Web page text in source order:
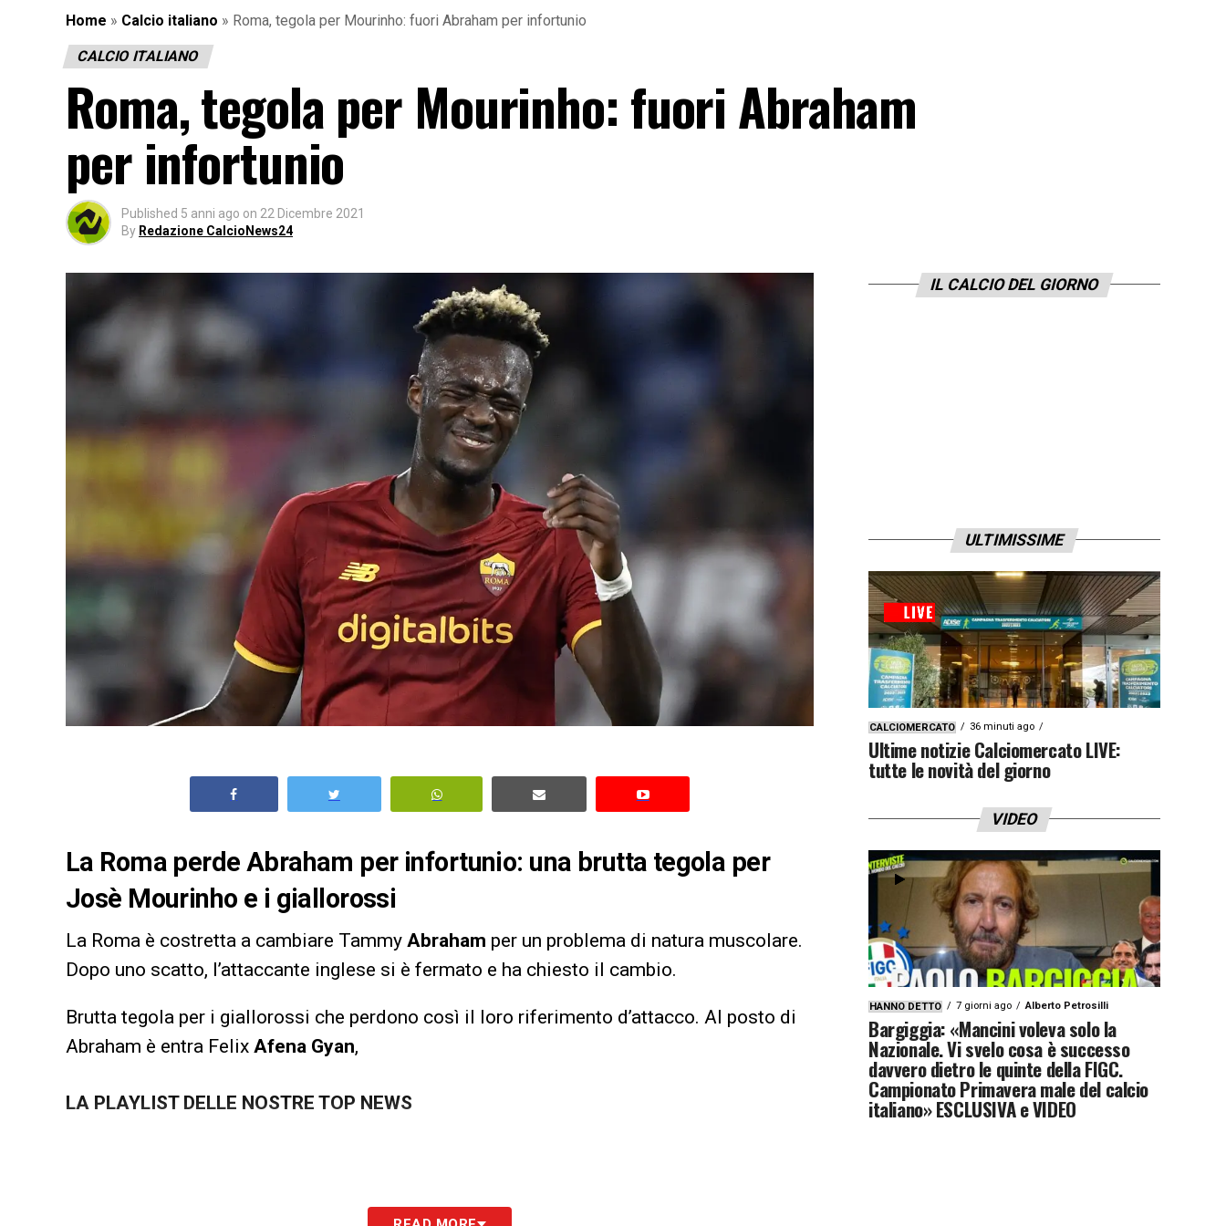
Home » Calcio italiano » Roma, tegola per Mourinho: fuori Abraham per infortunio
CALCIO ITALIANO
Roma, tegola per Mourinho: fuori Abraham
per infortunio
Published 5 anni ago on 22 Dicembre 2021
By Redazione CalcioNews24
La Roma perde Abraham per infortunio: una brutta tegola per
Josè Mourinho e i giallorossi
La Roma è costretta a cambiare Tammy Abraham per un problema di natura muscolare.
Dopo uno scatto, l’attaccante inglese si è fermato e ha chiesto il cambio.
Brutta tegola per i giallorossi che perdono così il loro riferimento d’attacco. Al posto di
Abraham è entra Felix Afena Gyan,
LA PLAYLIST DELLE NOSTRE TOP NEWS
IL CALCIO DEL GIORNO
ULTIMISSIME
CALCIOMERCATO 36 minuti ago
Ultime notizie Calciomercato LIVE:
tutte le novità del giorno
VIDEO
HANNO DETTO 7 giorni ago Alberto Petrosilli
Bargiggia: «Mancini voleva solo la
Nazionale. Vi svelo cosa è successo
davvero dietro le quinte della FIGC.
Campionato Primavera male del calcio
italiano» ESCLUSIVA e VIDEO